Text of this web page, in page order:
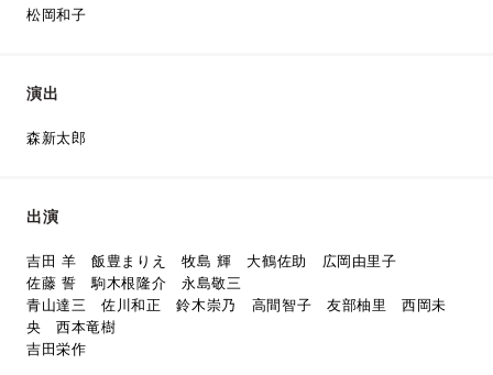
松岡和子
演出
森新太郎
出演
吉田 羊 飯豊まりえ 牧島 輝 大鶴佐助 広岡由里子
佐藤 誓 駒木根隆介 永島敬三
青山達三 佐川和正 鈴木崇乃 高間智子 友部柚里 西岡未
央 西本竜樹
吉田栄作